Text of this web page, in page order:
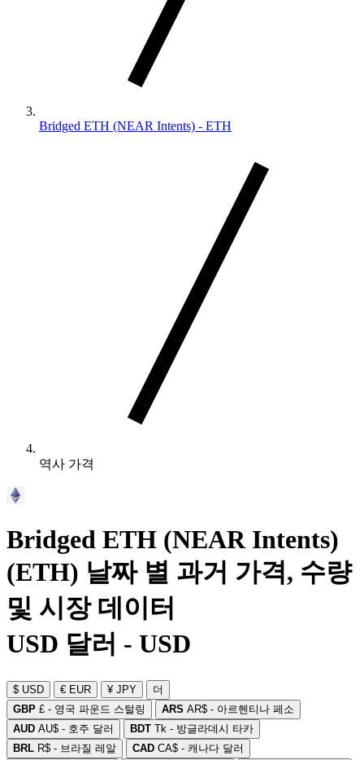
Bridged ETH (NEAR Intents) - ETH
역사 가격
Bridged ETH (NEAR Intents)
(ETH) 날짜 별 과거 가격, 수량
및 시장 데이터
USD 달러 - USD
$ USD € EUR ¥ JPY
더
GBP £ - 영국 파운드 스털링 ARS AR$ - 아르헨티나 페소
AUD AU$ - 호주 달러 BDT Tk - 방글라데시 타카
BRL R$ - 브라질 레알 CAD CA$ - 캐나다 달러